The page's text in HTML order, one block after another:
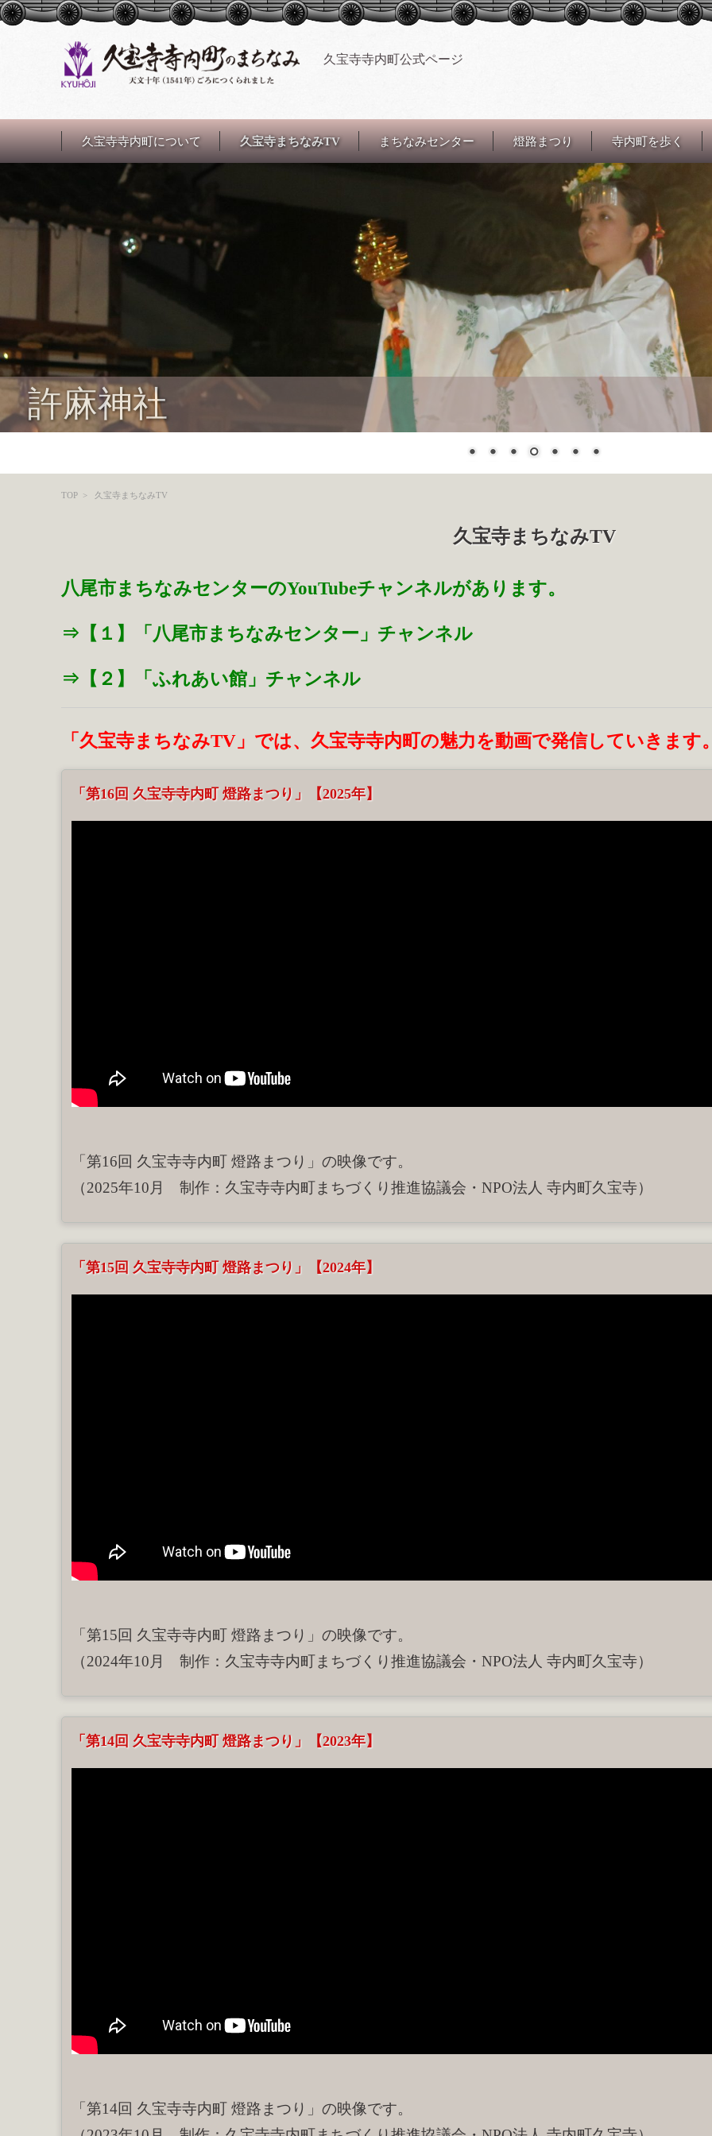
久宝寺寺内町公式ページ
コンテンツに移動
久宝寺寺内町について 久宝寺まちなみTV まちなみセンター 燈路まつり 寺内町を歩く
許麻神社
TOP > 久宝寺まちなみTV
久宝寺まちなみTV
八尾市まちなみセンターのYouTubeチャンネルがあります。
⇒ 【１】「八尾市まちなみセンター」チャンネル
⇒ 【２】「ふれあい館」チャンネル
「久宝寺まちなみTV」では、久宝寺寺内町の魅力を動画で発信していきます
「第16回 久宝寺寺内町 燈路まつり」【2025年】
「第16回 久宝寺寺内町 燈路まつり」の映像です。
（2025年10月 制作：久宝寺寺内町まちづくり推進協議会・NPO法人 寺内町久宝寺）
「第15回 久宝寺寺内町 燈路まつり」【2024年】
「第15回 久宝寺寺内町 燈路まつり」の映像です。
（2024年10月 制作：久宝寺寺内町まちづくり推進協議会・NPO法人 寺内町久宝寺）
「第14回 久宝寺寺内町 燈路まつり」【2023年】
「第14回 久宝寺寺内町 燈路まつり」の映像です。